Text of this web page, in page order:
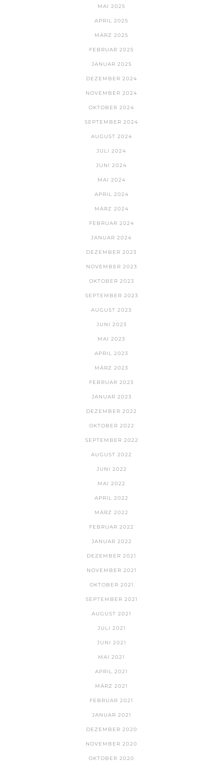
MAI 2025
APRIL 2025
MÄRZ 2025
FEBRUAR 2025
JANUAR 2025
DEZEMBER 2024
NOVEMBER 2024
OKTOBER 2024
SEPTEMBER 2024
AUGUST 2024
JULI 2024
JUNI 2024
MAI 2024
APRIL 2024
MÄRZ 2024
FEBRUAR 2024
JANUAR 2024
DEZEMBER 2023
NOVEMBER 2023
OKTOBER 2023
SEPTEMBER 2023
AUGUST 2023
JUNI 2023
MAI 2023
APRIL 2023
MÄRZ 2023
FEBRUAR 2023
JANUAR 2023
DEZEMBER 2022
OKTOBER 2022
SEPTEMBER 2022
AUGUST 2022
JUNI 2022
MAI 2022
APRIL 2022
MÄRZ 2022
FEBRUAR 2022
JANUAR 2022
DEZEMBER 2021
NOVEMBER 2021
OKTOBER 2021
SEPTEMBER 2021
AUGUST 2021
JULI 2021
JUNI 2021
MAI 2021
APRIL 2021
MÄRZ 2021
FEBRUAR 2021
JANUAR 2021
DEZEMBER 2020
NOVEMBER 2020
OKTOBER 2020